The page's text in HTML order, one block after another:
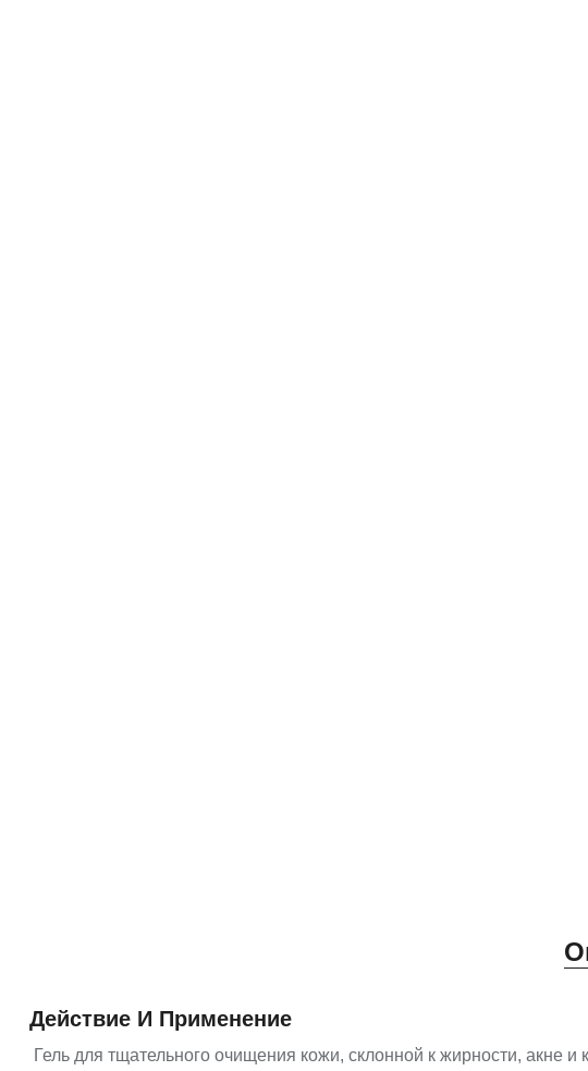
Действие И Применение
Гель для тщательного очищения кожи, склонной к жирности, акне и